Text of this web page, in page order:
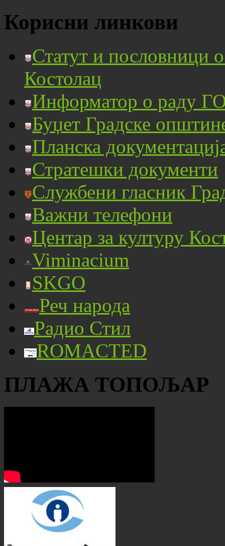
Корисни линкови
Статут и пословници
Костолац
Информатор о раду
Буџет Градске
Планска
Стратешки документи
Службени гласник
Важни телефони
Центар за културу
Viminacium
SKGO
Реч народа
Радио Стил
ROMACTED
ПЛАЖА ТОПОЉАР